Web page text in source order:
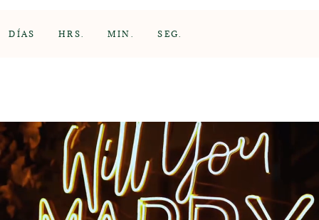
DÍAS HRS. MIN. SEG.